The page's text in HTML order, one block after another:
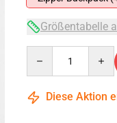
Größentabelle
Diese Aktion